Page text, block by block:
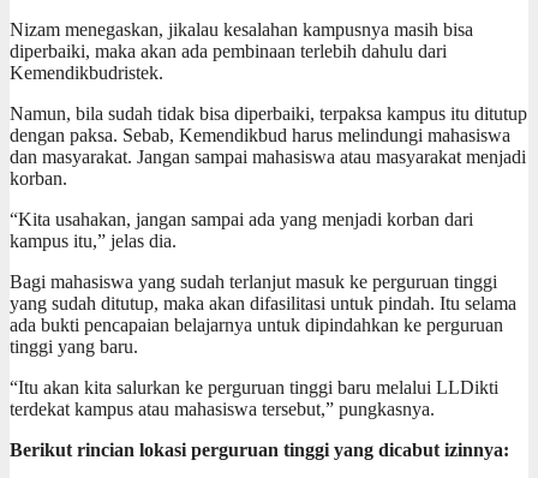
Nizam menegaskan, jikalau kesalahan kampusnya masih bisa
diperbaiki, maka akan ada pembinaan terlebih dahulu dari
Kemendikbudristek.
Namun, bila sudah tidak bisa diperbaiki, terpaksa kampus itu ditutup
dengan paksa. Sebab, Kemendikbud harus melindungi mahasiswa
dan masyarakat. Jangan sampai mahasiswa atau masyarakat menjadi
korban.
“Kita usahakan, jangan sampai ada yang menjadi korban dari
kampus itu,” jelas dia.
Bagi mahasiswa yang sudah terlanjut masuk ke perguruan tinggi
yang sudah ditutup, maka akan difasilitasi untuk pindah. Itu selama
ada bukti pencapaian belajarnya untuk dipindahkan ke perguruan
tinggi yang baru.
“Itu akan kita salurkan ke perguruan tinggi baru melalui LLDikti
terdekat kampus atau mahasiswa tersebut,” pungkasnya.
Berikut rincian lokasi perguruan tinggi yang dicabut izinnya: